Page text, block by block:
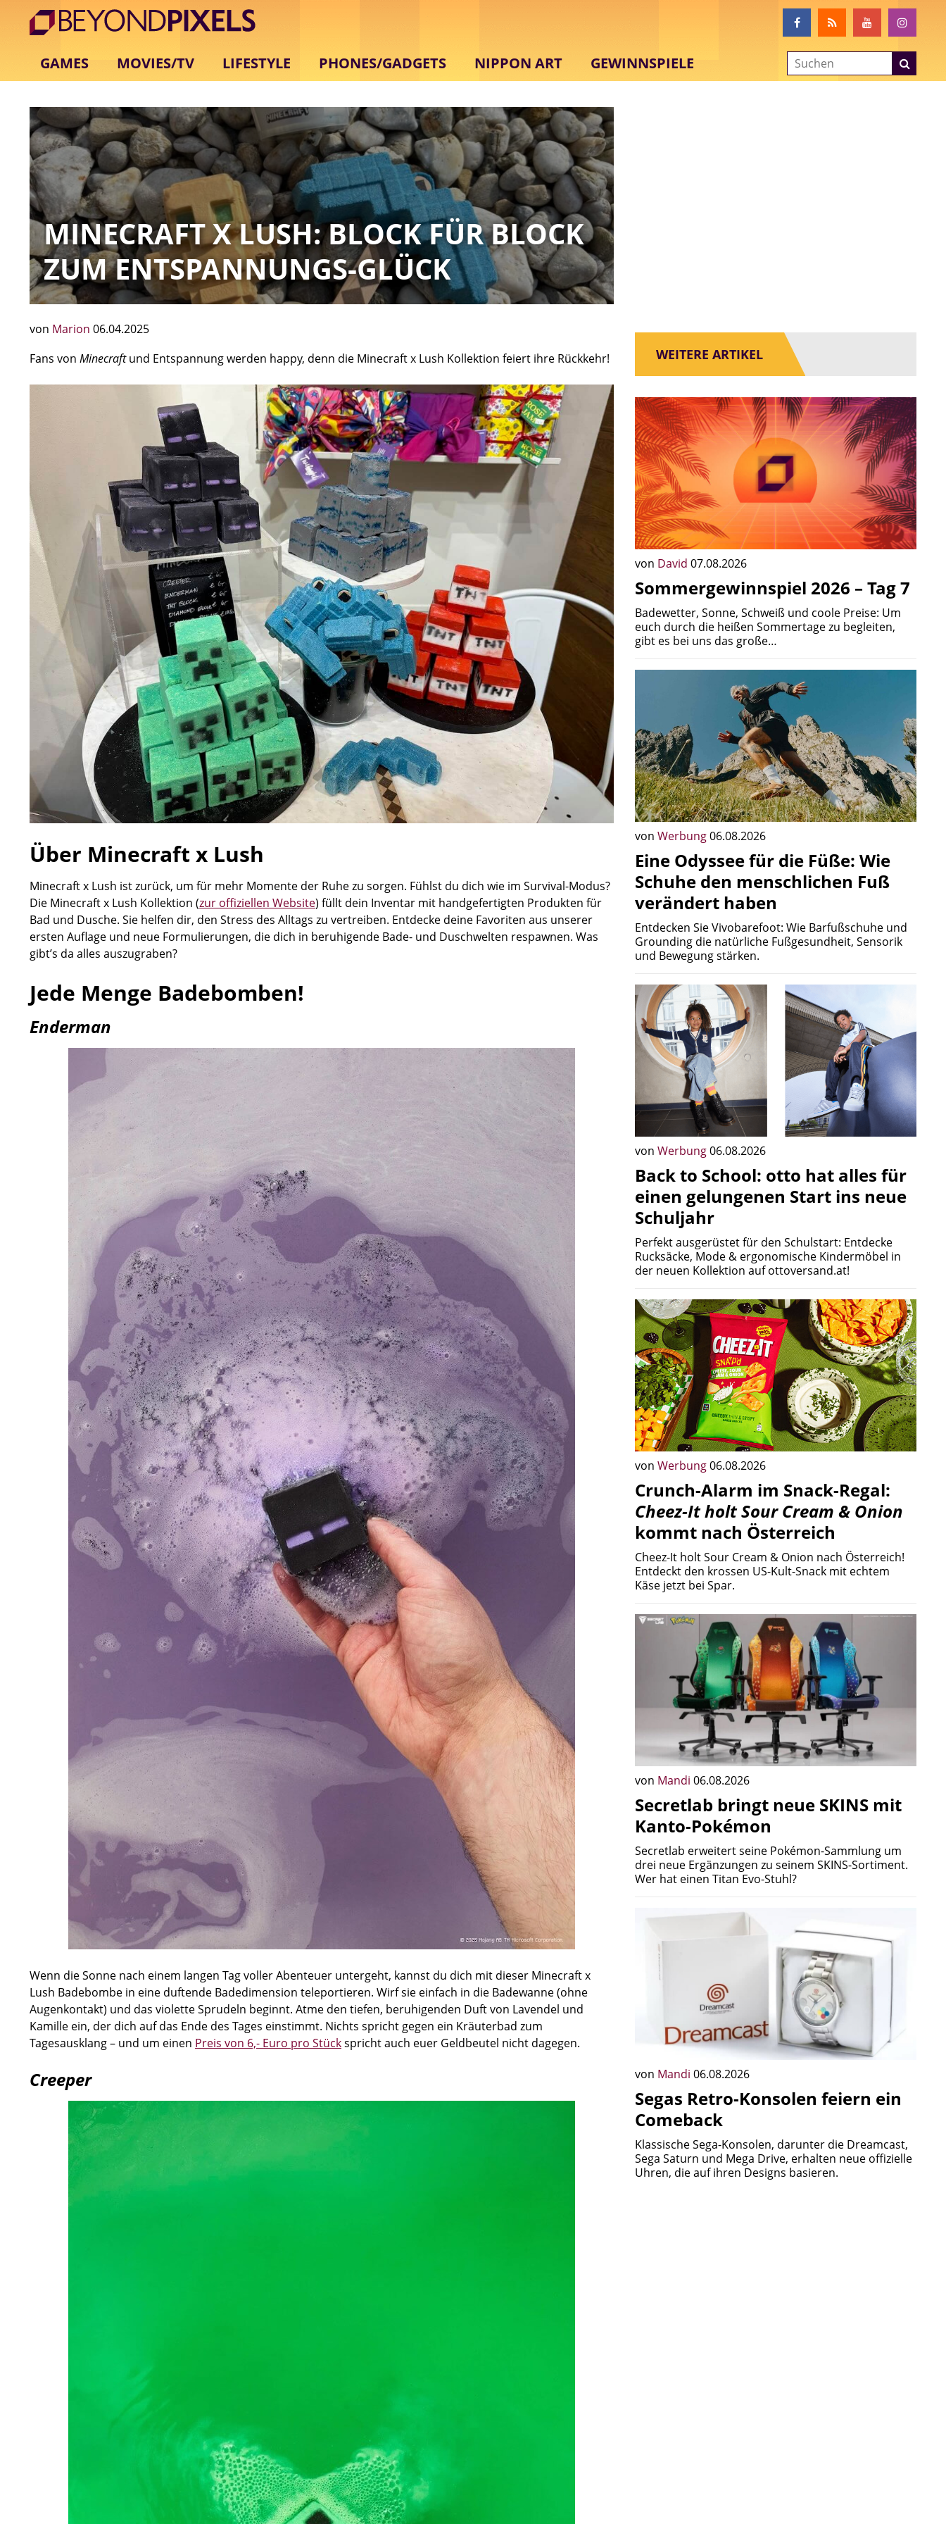
GAMES MOVIES/TV LIFESTYLE PHONES/GADGETS NIPPON ART GEWINNSPIELE
MINECRAFT X LUSH: BLOCK FÜR BLOCK
ZUM ENTSPANNUNGS-GLÜCK
von Marion 06.04.2025
Fans von Minecraftund Entspannung werden happy, denn die Minecraft x Lush Kollektion feiert ihre Rückkehr!
Über Minecraft x Lush
Minecraft x Lush ist zurück, um für mehr Momente der Ruhe zu sorgen. Fühlst du dich wie im Survival-Modus?
Die Minecraft x Lush Kollektion (zur offiziellen Website) füllt dein Inventar mit handgefertigten Produkten für
Bad und Dusche. Sie helfen dir, den Stress des Alltags zu vertreiben. Entdecke deine Favoriten aus unserer
ersten Auflage und neue Formulierungen, die dich in beruhigende Bade- und Duschwelten respawnen. Was
gibt’s da alles auszugraben?
Jede Menge Badebomben!
Enderman
Wenn die Sonne nach einem langen Tag voller Abenteuer untergeht, kannst du dich mit dieser Minecraft x
Lush Badebombe in eine duftende Badedimension teleportieren. Wirf sie einfach in die Badewanne (ohne
Augenkontakt) und das violette Sprudeln beginnt. Atme den tiefen, beruhigenden Duft von Lavendel und
Kamille ein, der dich auf das Ende des Tages einstimmt. Nichts spricht gegen ein Kräuterbad zum
Tagesausklang – und um einen Preis von 6,- Euro pro Stückspricht auch euer Geldbeutel nicht dagegen.
Creeper
WEITERE ARTIKEL
von David 07.08.2026
Sommergewinnspiel 2026 – Tag 7
Badewetter, Sonne, Schweiß und coole Preise: Um
euch durch die heißen Sommertage zu begleiten,
gibt es bei uns das große…
von Werbung06.08.2026
Eine Odyssee für die Füße: Wie
Schuhe den menschlichen Fuß
verändert haben
Entdecken Sie Vivobarefoot: Wie Barfußschuhe und
Grounding die natürliche Fußgesundheit, Sensorik
und Bewegung stärken.
von Werbung06.08.2026
Back to School: otto hat alles für
einen gelungenen Start ins neue
Schuljahr
Perfekt ausgerüstet für den Schulstart: Entdecke
Rucksäcke, Mode & ergonomische Kindermöbel in
der neuen Kollektion auf ottoversand.at!
von Werbung06.08.2026
Crunch-Alarm im Snack-Regal:
Cheez-It holt Sour Cream & Onion
kommt nach Österreich
Cheez-It holt Sour Cream & Onion nach Österreich!
Entdeckt den krossen US-Kult-Snack mit echtem
Käse jetzt bei Spar.
von Mandi 06.08.2026
Secretlab bringt neue SKINS mit
Kanto-Pokémon
Secretlab erweitert seine Pokémon-Sammlung um
drei neue Ergänzungen zu seinem SKINS-Sortiment.
Wer hat einen Titan Evo-Stuhl?
von Mandi 06.08.2026
Segas Retro-Konsolen feiern ein
Comeback
Klassische Sega-Konsolen, darunter die Dreamcast,
Sega Saturn und Mega Drive, erhalten neue offizielle
Uhren, die auf ihren Designs basieren.